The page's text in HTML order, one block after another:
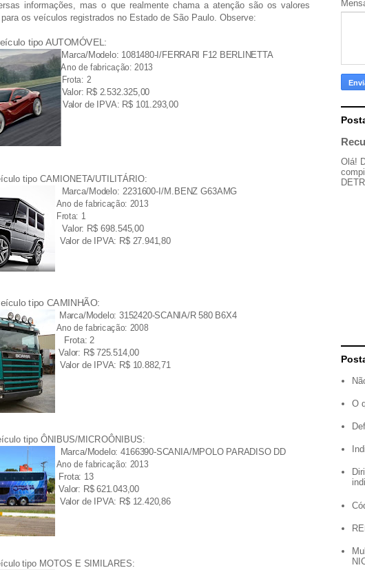
informações, mas o que realmente chama a atenção são os valores
os veículos registrados no Estado de São Paulo. Observe:
tipo AUTOMÓVEL:
Marca/Modelo: 1081480-I/FERRARI F12 BERLINETTA
Ano de fabricação: 2013
Frota: 2
Valor: R$ 2.532.325,00
Valor de IPVA: R$ 101.293,00
tipo CAMIONETA/UTILITÁRIO:
Marca/Modelo: 2231600-I/M.BENZ G63AMG
Ano de fabricação: 2013
Frota: 1
Valor: R$ 698.545,00
Valor de IPVA: R$ 27.941,80
tipo CAMINHÃO:
Marca/Modelo: 3152420-SCANIA/R 580 B6X4
Ano de fabricação: 2008
Frota: 2
Valor: R$ 725.514,00
Valor de IPVA: R$ 10.882,71
tipo ÔNIBUS/MICROÔNIBUS:
Marca/Modelo: 4166390-SCANIA/MPOLO PARADISO DD
Ano de fabricação: 2013
Frota: 13
Valor: R$ 621.043,00
Valor de IPVA: R$ 12.420,86
tipo MOTOS E SIMILARES:
Olá!
O